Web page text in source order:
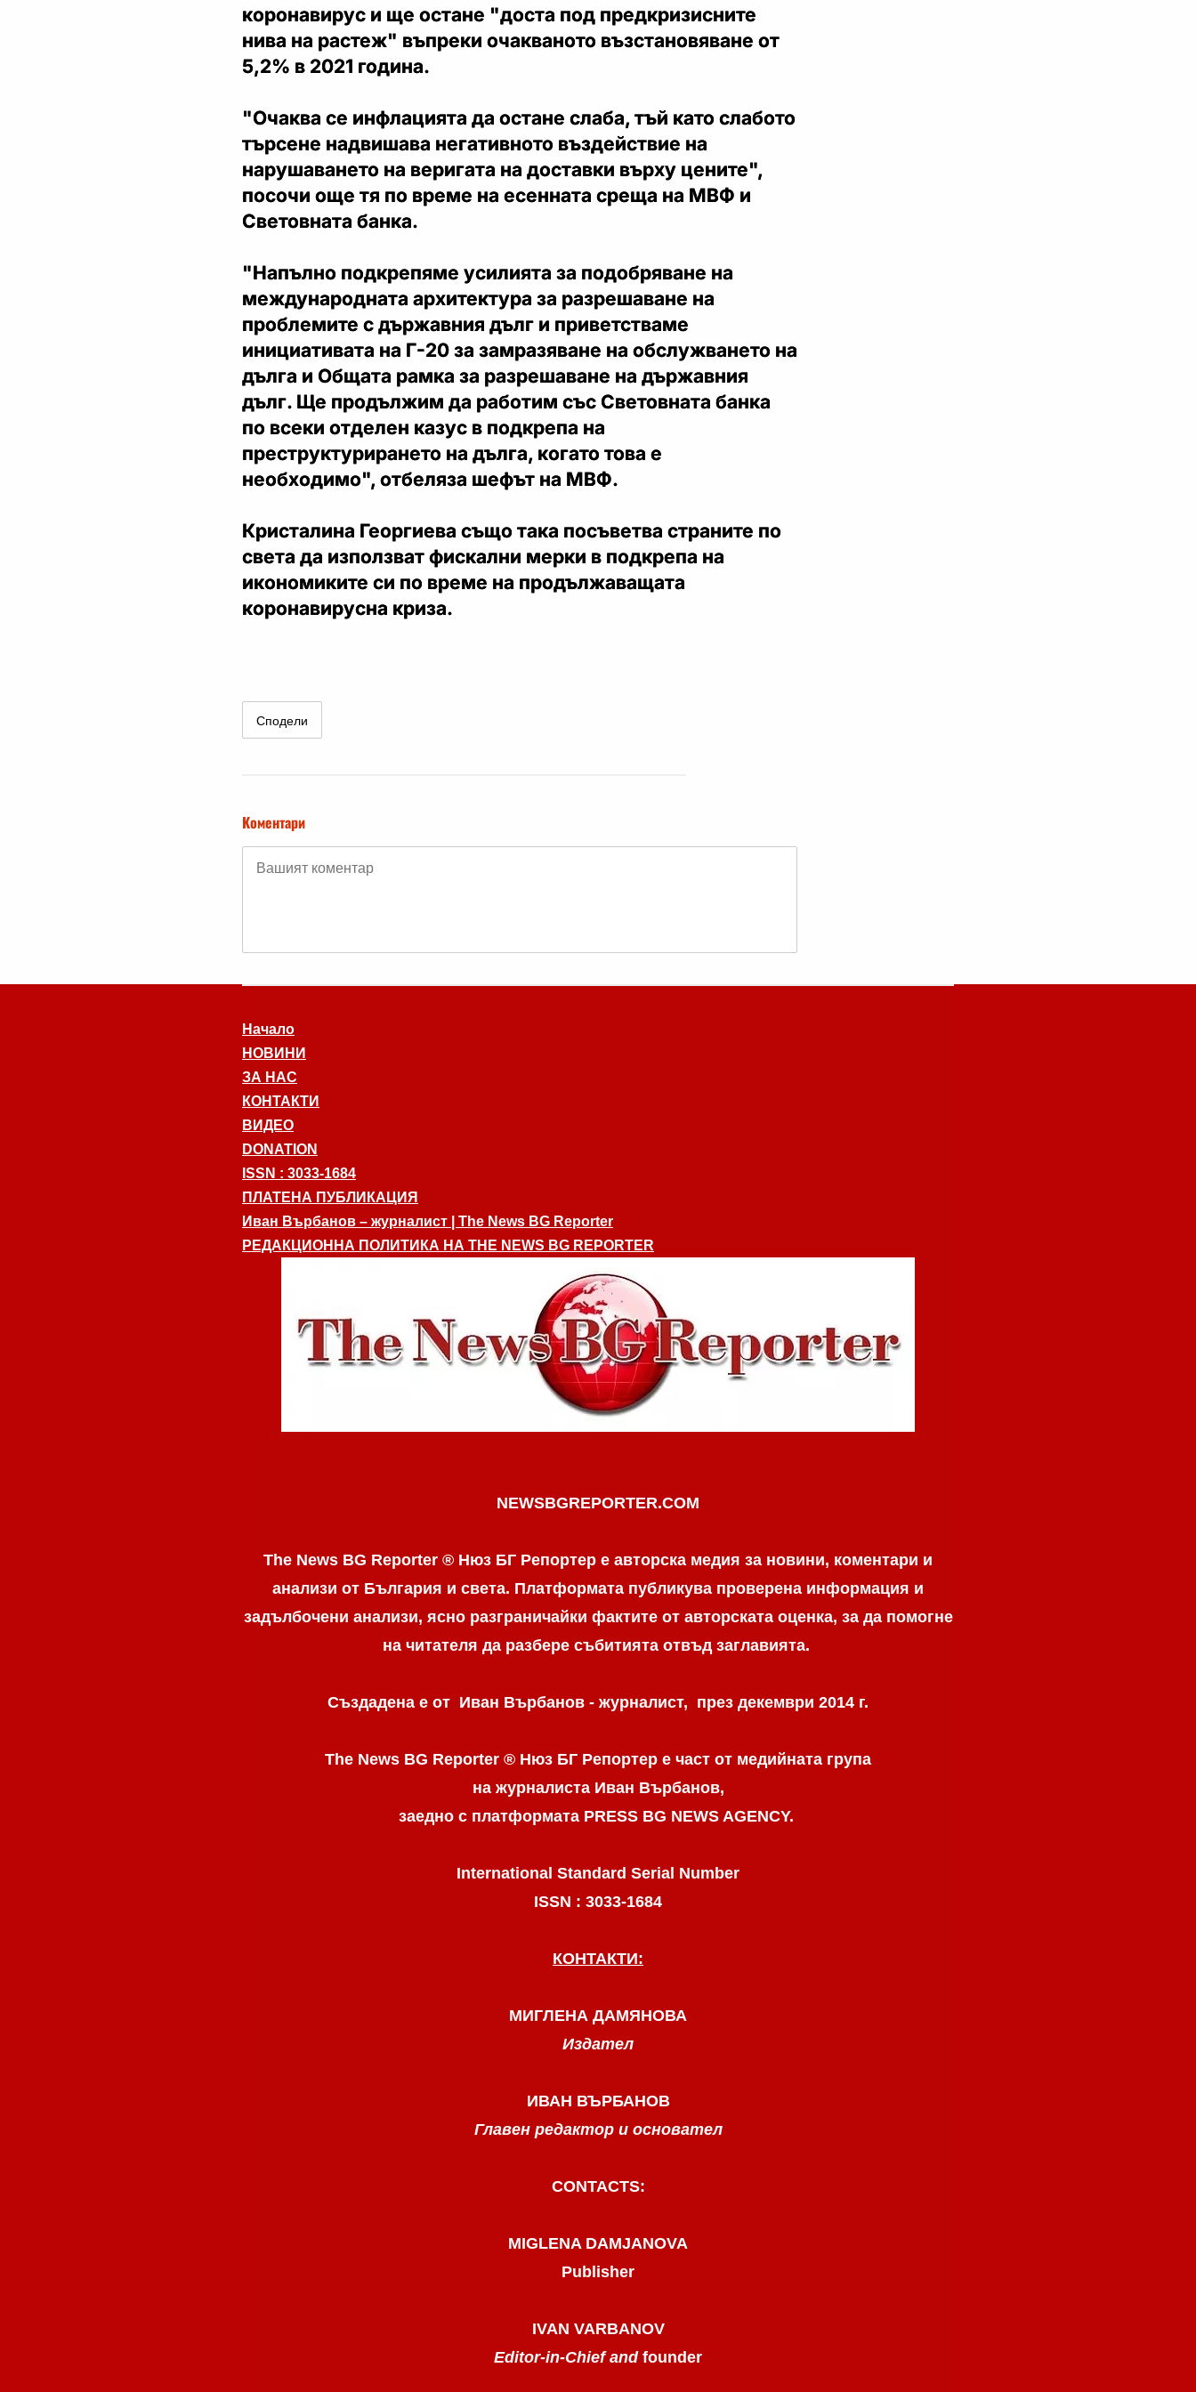
коронавирус и ще остане "доста под предкризисните
нива на растеж" въпреки очакваното възстановяване от
5,2% в 2021 година.
"Очаква се инфлацията да остане слаба, тъй като слабото
търсене надвишава негативното въздействие на
нарушаването на веригата на доставки върху цените",
посочи още тя по време на есенната среща на МВФ и
Световната банка.
"Напълно подкрепяме усилията за подобряване на
международната архитектура за разрешаване на
проблемите с държавния дълг и приветстваме
инициативата на Г-20 за замразяване на обслужването на
дълга и Общата рамка за разрешаване на държавния
дълг. Ще продължим да работим със Световната банка
по всеки отделен казус в подкрепа на
преструктурирането на дълга, когато това е
необходимо", отбеляза шефът на МВФ.
Кристалина Георгиева също така посъветва страните по
света да използват фискални мерки в подкрепа на
икономиките си по време на продължаващата
коронавирусна криза.
Сподели
Коментари
Начало
НОВИНИ
ЗА НАС
КОНТАКТИ
ВИДЕО
DONATION
ISSN : 3033-1684
ПЛАТЕНА ПУБЛИКАЦИЯ
Иван Върбанов – журналист | The News BG Reporter
РЕДАКЦИОННА ПОЛИТИКА НА THE NEWS BG REPORTER
NEWSBGREPORTER.COM
The News BG Reporter ® Нюз БГ Репортер е авторска медия за новини, коментари и
анализи от България и света. Платформата публикува проверена информация и
задълбочени анализи, ясно разграничaйки фактите от авторската оценка, за да помогне
на читателя да разбере събитията отвъд заглавията.
Създадена е от Иван Върбанов - журналист, през декември 2014 г.
The News BG Reporter ® Нюз БГ Репортер е част от медийната група
на журналиста Иван Върбанов,
заедно с платформата PRESS BG NEWS AGENCY.
International Standard Serial Number
ISSN : 3033-1684
КОНТАКТИ:
МИГЛЕНА ДАМЯНОВА
Издател
ИВАН ВЪРБАНОВ
Главен редактор и основател
CONTACTS:
MIGLENA DAMJANOVA
Publisher
IVAN VARBANOV
Editor-in-Chief and founder